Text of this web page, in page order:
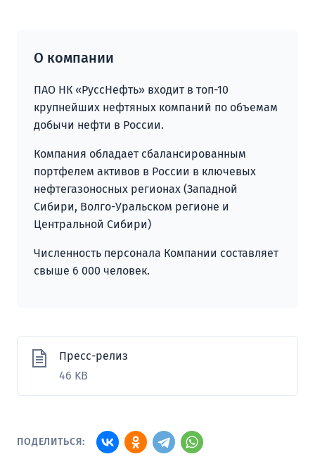
О компании
ПАО НК «РуссНефть» входит в топ-10
крупнейших нефтяных компаний по объемам
добычи нефти в России.
Компания обладает сбалансированным
портфелем активов в России в ключевых
нефтегазоносных регионах (Западной
Сибири, Волго-Уральском регионе и
Центральной Сибири)
Численность персонала Компании составляет
свыше 6 000 человек.
Пресс-релиз
46 KB
ПОДЕЛИТЬСЯ: